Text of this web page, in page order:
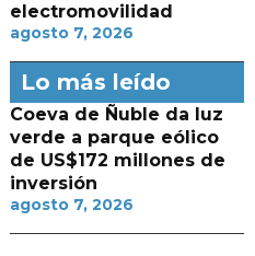
electromovilidad
agosto 7, 2026
Lo más leído
Coeva de Ñuble da luz
verde a parque eólico
de US$172 millones de
inversión
agosto 7, 2026